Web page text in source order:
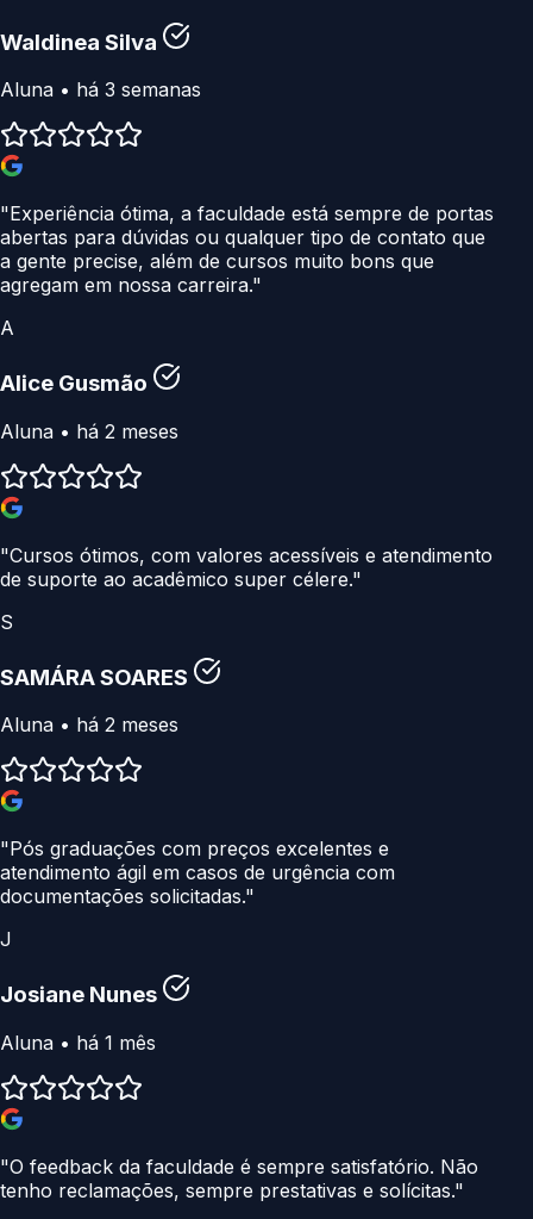
Waldinea Silva
Aluna • há 3 semanas
"Experiência ótima, a faculdade está sempre de portas
abertas para dúvidas ou qualquer tipo de contato que
a gente precise, além de cursos muito bons que
agregam em nossa carreira."
A
Alice Gusmão
Aluna • há 2 meses
"Cursos ótimos, com valores acessíveis e atendimento
de suporte ao acadêmico super célere."
S
SAMÁRA SOARES
Aluna • há 2 meses
"Pós graduações com preços excelentes e
atendimento ágil em casos de urgência com
documentações solicitadas."
J
Josiane Nunes
Aluna • há 1 mês
"O feedback da faculdade é sempre satisfatório. Não
tenho reclamações, sempre prestativas e solícitas."